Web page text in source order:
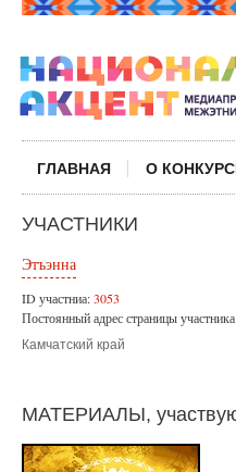
ГЛАВНАЯ О
УЧАСТНИКИ
Этъэнна
ID участниа:3053
Постоянный адрес страницы
Камчатский край
МАТЕРИАЛЫ,